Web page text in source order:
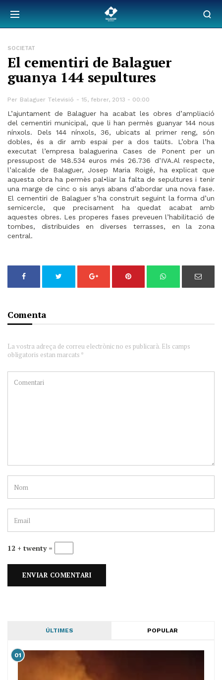
SOCIETAT
El cementiri de Balaguer
guanya 144 sepultures
Per Balaguer Televisió 15, febrer, 2013 - 00:00
L’ajuntament de Balaguer ha acabat les obres d’ampliació
del cementiri municipal, que li han permès guanyar 144 nous
nínxols. Dels 144 nínxols, 36, ubicats al primer reng, són
dobles, és a dir amb espai per a dos taüts. L’obra l’ha
executat l’empresa balaguerina Cases de Ponent per un
pressupost de 148.534 euros més 26.736 d’IVA.Al respecte,
l’alcalde de Balaguer, Josep Maria Roigé, ha explicat que
aquesta obra ha permès pal•liar la falta de sepultures i tenir
una marge de cinc o sis anys abans d’abordar una nova fase.
El cementiri de Balaguer s’ha construït seguint la forma d’un
semicercle, que precisament ha quedat acabat amb
aquestes obres. Les properes fases preveuen l’habilitació de
tombes, distribuïdes en diverses terrasses, en la zona
central.
Comenta
La vostra adreça de correu electrònic no es publicarà. Els camps
obligatoris estan marcats *
12 + twenty =
ÚLTIMES POPULAR
01